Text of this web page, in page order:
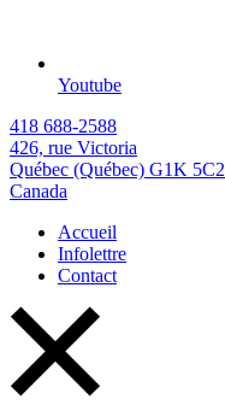
Youtube
418 688-2588
426, rue Victoria
Québec (Québec) G1K 5C2
Canada
Accueil
Infolettre
Contact